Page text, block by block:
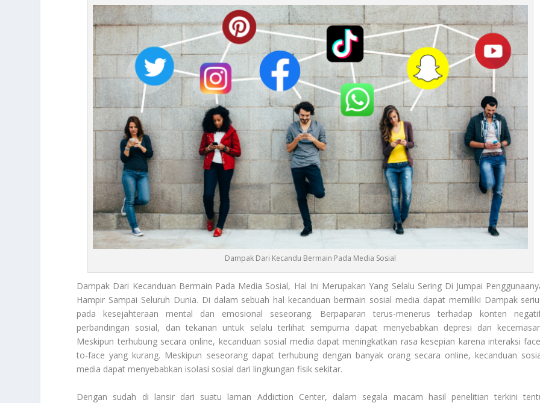
Dampak Dari Kecandu Bermain Pada Media Sosial
Dampak Dari Kecanduan Bermain Pada Media Sosial, Hal Ini Merupakan Yang Selalu Sering Di Jumpai
Hampir Sampai Seluruh Dunia. Di dalam sebuah hal kecanduan bermain sosial media dapat memiliki Dampak
pada kesejahteraan mental dan emosional seseorang. Berpaparan terus-menerus terhadap konten
perbandingan sosial, dan tekanan untuk selalu terlihat sempurna dapat menyebabkan depresi dan
Meskipun terhubung secara online, kecanduan sosial media dapat meningkatkan rasa kesepian karena interaksi
to-face yang kurang. Meskipun seseorang dapat terhubung dengan banyak orang secara online, kecanduan
media dapat menyebabkan isolasi sosial dari lingkungan fisik sekitar.
Dengan sudah di lansir dari suatu laman Addiction Center, dalam segala macam hasil penelitian terkini